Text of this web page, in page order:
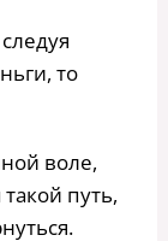
то
воле,
путь,